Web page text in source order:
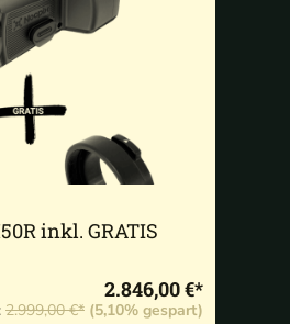
inkl. GRATIS
2.846,00 €*
2.999,00 €* (5,10% gespart)